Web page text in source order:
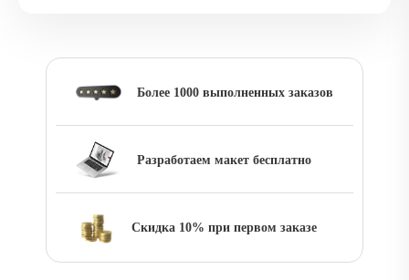
Более 1000 выполненных заказов
Разработаем макет бесплатно
Скидка 10% при первом заказе